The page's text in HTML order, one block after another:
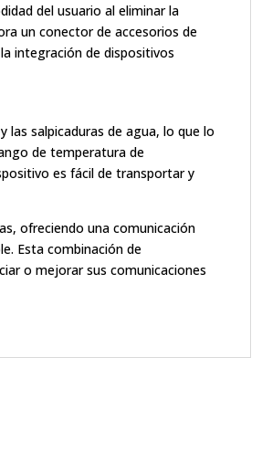
del usuario al eliminar la
un conector de accesorios de
integración de dispositivos
salpicaduras de agua, lo que lo
de temperatura de
es fácil de transportar y
ofreciendo una comunicación
Esta combinación de
o mejorar sus comunicaciones